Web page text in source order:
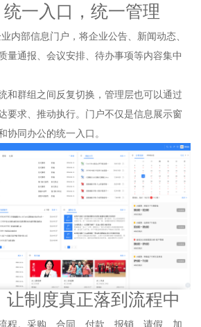
一入口，统一管理
内部信息门户，将企业公告、新闻动态、
量通报、会议安排、待办事项等内容集中
和群组之间反复切换，管理层也可以通过
要求、推动执行。门户不仅是信息展示窗
协同办公的统一入口。
让制度真正落到流程中
程。采购、合同、付款、报销、请假、加